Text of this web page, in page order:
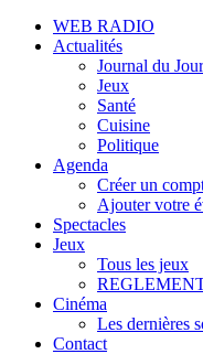
WEB RADIO
Actualités
Journal du
Jeux
Santé
Cuisine
Politique
Agenda
Créer un
Ajouter votre
Spectacles
Jeux
Tous les jeux
Cinéma
Les dernières
Contact